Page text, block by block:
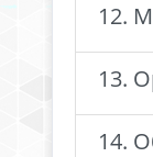
12.
13.
14.